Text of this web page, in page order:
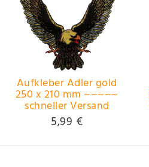
Aufkleber Adler gold
250 x 210 mm ~~~~~
schneller Versand
innerhalb 24 Stunden
~~~~~
5,99 €